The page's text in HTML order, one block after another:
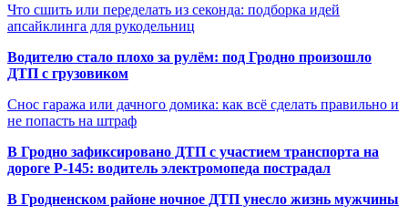
Что сшить или переделать из секонда: подборка идей
апсайклинга для рукодельниц
Водителю стало плохо за рулём: под Гродно произошло
ДТП с грузовиком
Снос гаража или дачного домика: как всё сделать правильно и
не попасть на штраф
В Гродно зафиксировано ДТП с участием транспорта на
дороге Р-145: водитель электромопеда пострадал
В Гродненском районе ночное ДТП унесло жизнь мужчины